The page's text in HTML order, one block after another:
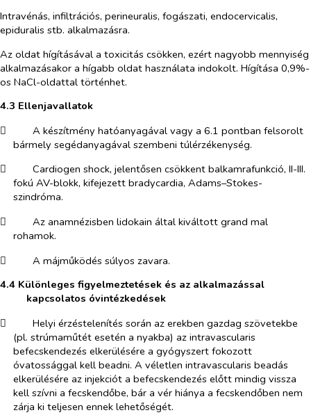
Intravénás, infiltrációs, perineuralis, fogászati, endocervicalis,
epiduralis stb. alkalmazásra.
Az oldat hígításával a toxicitás csökken, ezért nagyobb mennyiség
alkalmazásakor a hígabb oldat használata indokolt. Hígítása 0,9%-
os NaCl-oldattal történhet.
4.3 Ellenjavallatok
​
A készítmény hatóanyagával vagy a 6.1 pontban felsorolt
bármely segédanyagával szembeni túlérzékenység.
​
Cardiogen shock, jelentősen csökkent balkamrafunkció, II-III.
fokú AV-blokk, kifejezett bradycardia, Adams–Stokes-
szindróma.
​
Az anamnézisben lidokain által kiváltott grand mal
rohamok.
​
A májműködés súlyos zavara.
4.4 Különleges figyelmeztetések és az alkalmazással
kapcsolatos óvintézkedések
​
Helyi érzéstelenítés során az erekben gazdag szövetekbe
(pl. strúmaműtét esetén a nyakba) az intravascularis
befecskendezés elkerülésére a gyógyszert fokozott
óvatossággal kell beadni. A véletlen intravascularis beadás
elkerülésére az injekciót a befecskendezés előtt mindig vissza
kell szívni a fecskendőbe, bár a vér hiánya a fecskendőben nem
zárja ki teljesen ennek lehetőségét.